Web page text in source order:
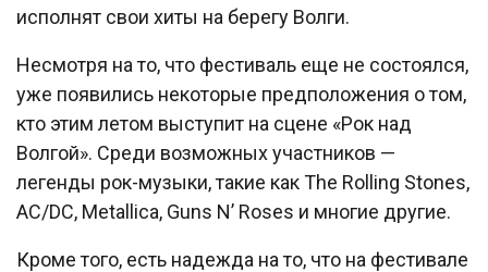
исполнят свои хиты на берегу Волги.
Несмотря на то, что фестиваль еще не состоялся,
уже появились некоторые предположения о том,
кто этим летом выступит на сцене «Рок над
Волгой». Среди возможных участников —
легенды рок-музыки, такие как The Rolling Stones,
AC/DC, Metallica, Guns N’ Roses и многие другие.
Кроме того, есть надежда на то, что на фестивале